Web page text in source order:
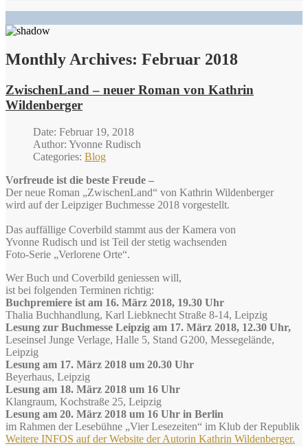
Monthly Archives: Februar 2018
ZwischenLand – neuer Roman von Kathrin
Wildenberger
Date: Februar 19, 2018
Author: Yvonne Rudisch
Categories: Blog
Vorfreude ist die beste Freude –
Der neue Roman „ZwischenLand“ von Kathrin Wildenberger
wird auf der Leipziger Buchmesse 2018 vorgestellt.
Das auffällige Coverbild stammt aus der Kamera von
Yvonne Rudisch und ist Teil der stetig wachsenden
Foto-Serie „Verlorene Orte“.
Wer Buch und Coverbild geniessen will,
ist bei folgenden Terminen richtig:
Buchpremiere ist am 16. März 2018, 19.30 Uhr
Thalia Buchhandlung, Karl Liebknecht Straße 8-14, Leipzig
Lesung zur Buchmesse Leipzig am 17. März 2018, 12.30 Uhr,
Leseinsel Junge Verlage, Halle 5, Stand G200, Messegelände,
Leipzig
Lesung am 17. März 2018 um 20.30 Uhr
Beyerhaus, Leipzig
Lesung am 18. März 2018 um 16 Uhr
Klangraum, Kochstraße 25, Leipzig
Lesung am 20. März 2018 um 16 Uhr in Berlin
im Rahmen der Lesebühne „Vier Lesezeiten“ im Klub der Republik
Weitere INFOS auf der Website der Autorin Kathrin Wildenberger.